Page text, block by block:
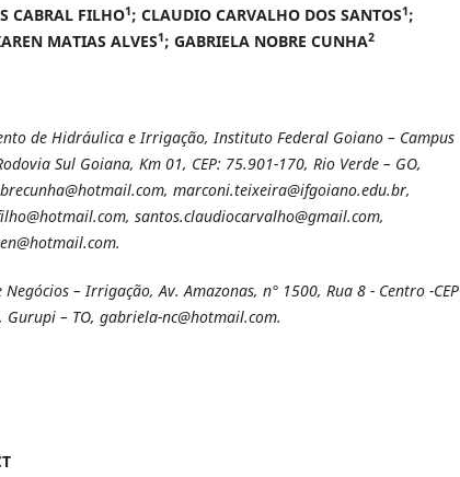
CABRAL FILHO1; CLAUDIO CARVALHO DOS SANTOS1;
MATIAS ALVES1; GABRIELA NOBRE CUNHA2
de Hidráulica e Irrigação, Instituto Federal Goiano – Campus
Sul Goiana, Km 01, CEP: 75.901-170, Rio Verde – GO,
marconi.teixeira@ifgoiano.edu.br,
santos.claudiocarvalho@gmail.com,
Negócios – Irrigação, Av. Amazonas, n° 1500, Rua 8 - Centro -CEP
Gurupi – TO, gabriela-nc@hotmail.com.